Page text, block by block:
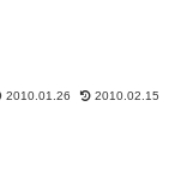
2010.01.26 2010.02.15